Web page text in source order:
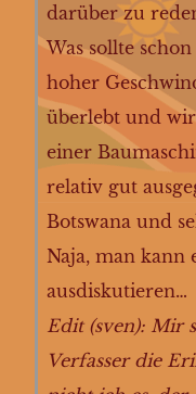
darüber zu
Was sollte
hoher
überlebt und
einer
relativ gut
Botswana und
Naja, man kann
ausdiskutieren…
Edit (sven): Mir
Verfasser die